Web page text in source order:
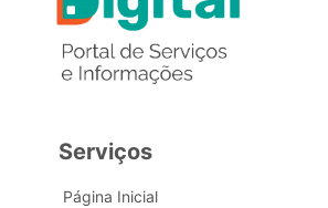
Serviços
Página Inicial